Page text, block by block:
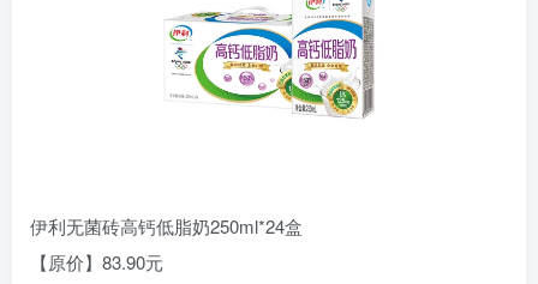
伊利无菌砖高钙低脂奶250ml*24盒
【原价】83.90元